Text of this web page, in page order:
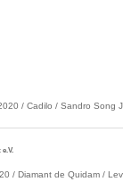
/ Cadilo / Sandro Song
/ Diamant de Quidam /